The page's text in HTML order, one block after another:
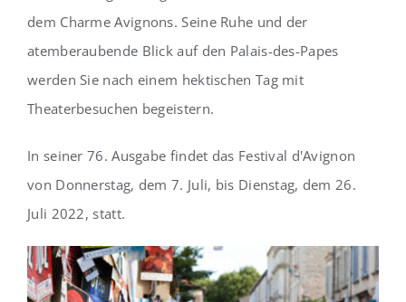
dem Charme Avignons. Seine Ruhe und der
atemberaubende Blick auf den Palais-des-Papes
werden Sie nach einem hektischen Tag mit
Theaterbesuchen begeistern.
In seiner 76. Ausgabe findet das Festival d'Avignon
von Donnerstag, dem 7. Juli, bis Dienstag, dem 26.
Juli 2022, statt.